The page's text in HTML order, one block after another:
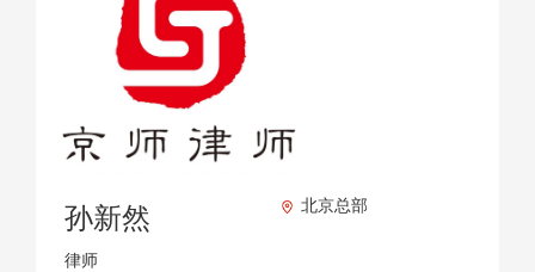
孙新然
律师
北京总部